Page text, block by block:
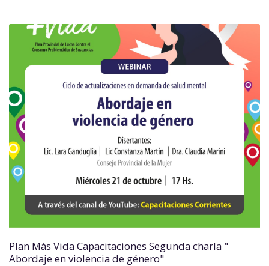
Plan Más Vida Capacitaciones Segunda charla "
Abordaje en violencia de género"